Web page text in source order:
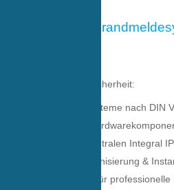
Schaltzentrale für Sicherheit:
Brandmeldesysteme nach DIN
hochwertige
Brandmeldezentralen Integral
Ideal für Modernisierung &
Zentraleinheit für professionelle